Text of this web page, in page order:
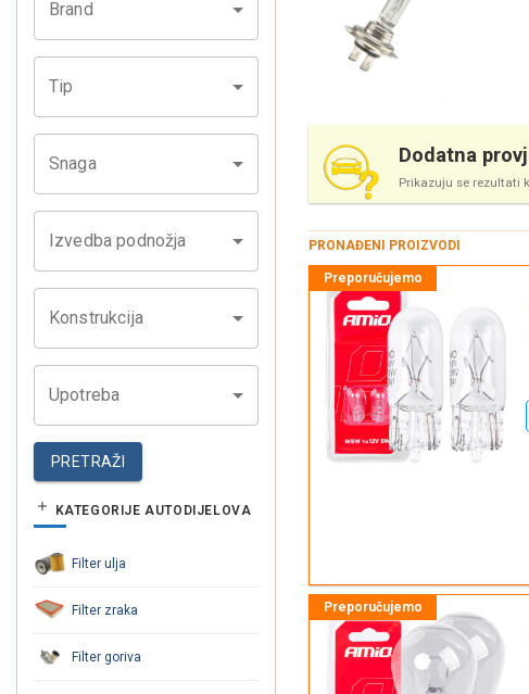
Brand
Tip
Snaga
Izvedba podnožja
Konstrukcija
Upotreba
PRETRAŽI
KATEGORIJE AUTODIJELOVA
Filter ulja
Filter zraka
Filter goriva
Dodatna
Prikazuju se rezultati
PRONAĐENI PROIZVODI